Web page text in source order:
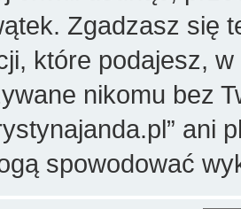
Zgadzasz się
które podajesz,
nikomu bez
ani
spowodować